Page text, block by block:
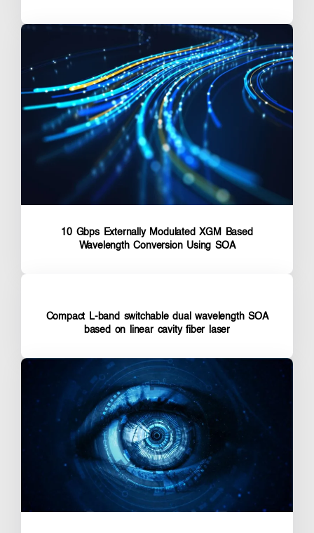
10 Gbps Externally Modulated XGM Based
Wavelength Conversion Using SOA
Compact L-band switchable dual wavelength SOA
based on linear cavity fiber laser